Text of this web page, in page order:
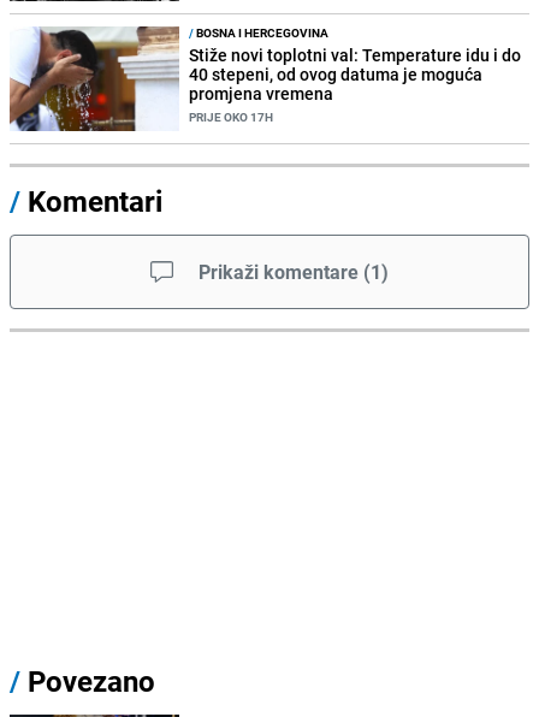
/BOSNA I HERCEGOVINA
Stiže novi toplotni val: Temperature idu i do
40 stepeni, od ovog datuma je moguća
promjena vremena
PRIJE OKO 17H
/ Komentari
Prikaži komentare (1)
/ Povezano